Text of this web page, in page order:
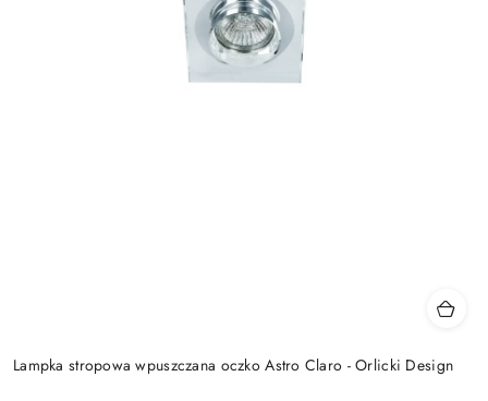
Lampka stropowa wpuszczana oczko Astro Claro - Orlicki Design